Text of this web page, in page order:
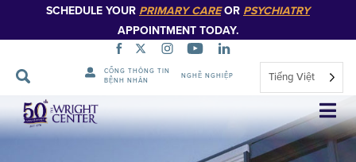
SCHEDULE YOUR PRIMARY CAREOR PSYCHIATRY
APPOINTMENT TODAY.
CỔNG THÔNG TIN
BỆNH NHÂN
NGHỀ NGHIỆP Tiếng Việt
Bỏ
qua
điều